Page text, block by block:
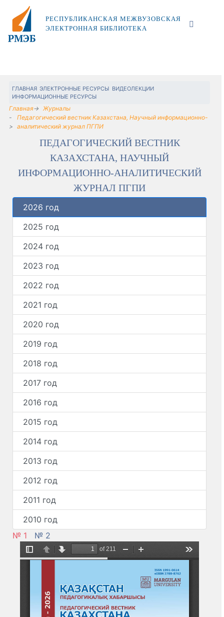
РЕСПУБЛИКАНСКАЯ МЕЖВУЗОВСКАЯ
ЭЛЕКТРОННАЯ БИБЛИОТЕКА
ГЛАВНАЯ ЭЛЕКТРОННЫЕ РЕСУРСЫ ВИДЕОЛЕКЦИИ
ИНФОРМАЦИОННЫЕ РЕСУРСЫ
Главная
Журналы
Педагогический вестник Казахстана, Научный информационно-
аналитический журнал ПГПИ
ПЕДАГОГИЧЕСКИЙ ВЕСТНИК
КАЗАХСТАНА, НАУЧНЫЙ
ИНФОРМАЦИОННО-АНАЛИТИЧЕСКИЙ
ЖУРНАЛ ПГПИ
2026 год
2025 год
2024 год
2023 год
2022 год
2021 год
2020 год
2019 год
2018 год
2017 год
2016 год
2015 год
2014 год
2013 год
2012 год
2011 год
2010 год
№ 1
№ 2